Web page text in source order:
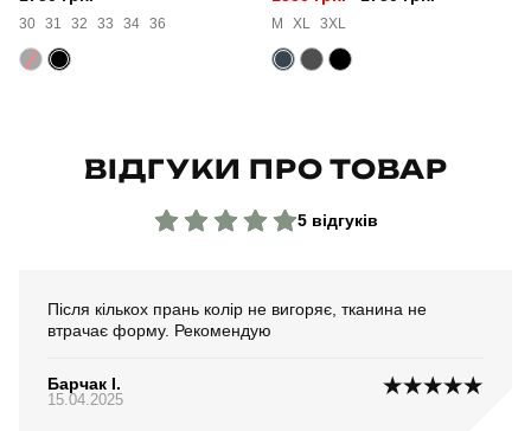
Склад тканини 80% бавовна, 15% поліестер, 5% еластан
30 31 32 33 34 36 M XL 3XL
ВІДГУКИ ПРО ТОВАР
5 відгуків
Після кількох прань колір не вигоряє, тканина не
втрачає форму. Рекомендую
Барчак І.
15.04.2025